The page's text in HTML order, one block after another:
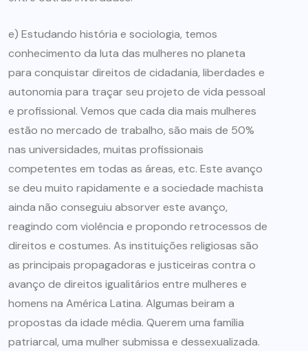
e) Estudando história e sociologia, temos
conhecimento da luta das mulheres no planeta
para conquistar direitos de cidadania, liberdades e
autonomia para traçar seu projeto de vida pessoal
e profissional. Vemos que cada dia mais mulheres
estão no mercado de trabalho, são mais de 50%
nas universidades, muitas profissionais
competentes em todas as áreas, etc. Este avanço
se deu muito rapidamente e a sociedade machista
ainda não conseguiu absorver este avanço,
reagindo com violência e propondo retrocessos de
direitos e costumes. As instituições religiosas são
as principais propagadoras e justiceiras contra o
avanço de direitos igualitários entre mulheres e
homens na América Latina. Algumas beiram a
propostas da idade média. Querem uma família
patriarcal, uma mulher submissa e dessexualizada.